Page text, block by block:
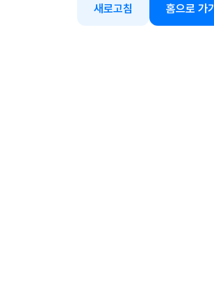
새로고침 홈으로 가기